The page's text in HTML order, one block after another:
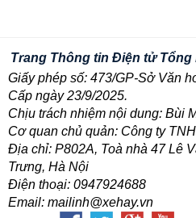
Trang Thông tin Điện tử Tổng
Giấy phép số: 473/GP-Sở Văn
Cấp ngày 23/9/2025.
Chịu trách nhiệm nội dung: Bùi
Cơ quan chủ quản: Công ty
Địa chỉ: P802A, Toà nhà 47 Lê
Trưng, Hà Nội
Điện thoại: 0947924688
Email: mailinh@xehay.vn